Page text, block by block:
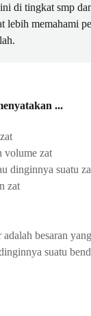
ini di tingkat smp
lebih memahami
...
volume zat
dinginnya suatu
zat
adalah besaran
suatu